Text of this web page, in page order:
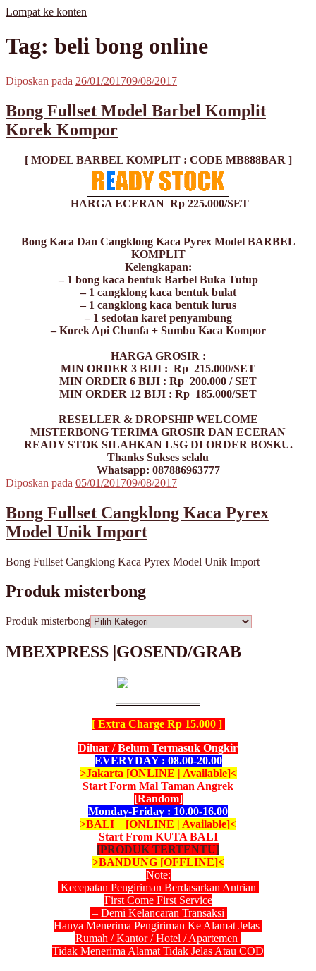
Lompat ke konten
MisterBong | www.misterbong.net | Specialist Penjualan Bong Dan
Cangklong Kaca Pyrex
misterbong | Distributor Specialist Penjualan Bong Kaca Pyrex Dan
Cangklong Kaca Pyrex Terpopuler Terlengkap Terpercaya No 1 Di
Asia | melayani Grosir Dan Eceran | Resseler Dan Agent Welcome |
| jual bong online | jual bong terpercaya | jual bong aman | jual bong
kaca pyrex | cangklong | cangklong kaca pyrex | jual cangklong |
cangklong online | cangklong kaca | kaca pyrex | hookah | waterpipes
| pipes | pyrex glass | kaca pyrex | pirek | paca pirek | pipet | pipet kaca
timbangan digital | timbangan emas | scale | timbangan berlian |
Tag: beli bong online
Diposkan pada 26/01/201709/08/2017
Bong Fullset Model Barbel Komplit
Korek Kompor
[ MODEL BARBEL KOMPLIT : CODE MB888BAR ]
HARGA ECERAN Rp 225.000/SET
Bong Kaca Dan Cangklong Kaca Pyrex Model BARBEL
KOMPLIT
Kelengkapan:
– 1 bong kaca bentuk Barbel Buka Tutup
– 1 cangklong kaca bentuk bulat
– 1 cangklong kaca bentuk lurus
– 1 sedotan karet penyambung
– Korek Api Chunfa + Sumbu Kaca Kompor
HARGA GROSIR :
MIN ORDER 3 BIJI : Rp 215.000/SET
MIN ORDER 6 BIJI : Rp 200.000 / SET
MIN ORDER 12 BIJI : Rp 185.000/SET
RESELLER & DROPSHIP WELCOME
MISTERBONG TERIMA GROSIR DAN ECERAN
READY STOK SILAHKAN LSG DI ORDER BOSKU.
Thanks Sukses selalu
Whatsapp: 087886963777
Diposkan pada 05/01/201709/08/2017
Bong Fullset Cangklong Kaca Pyrex
Model Unik Import
Bong Fullset Cangklong Kaca Pyrex Model Unik Import
Produk misterbong
Produk misterbong
MBEXPRESS |GOSEND/GRAB
[ Extra Charge Rp 15.000 ]
Diluar / Belum Termasuk Ongkir
EVERYDAY : 08.00-20.00
>Jakarta [ONLINE | Available]<
Start Form Mal Taman Angrek
[Random]
Monday-Friday : 10.00-16.00
>BALI [ONLINE | Available]<
Start From KUTA BALI
[PRODUK TERTENTU]
>BANDUNG [OFFLINE]<
Note:
Kecepatan Pengiriman Berdasarkan Antrian
First Come First Service
– Demi Kelancaran Transaksi
Hanya Menerima Pengiriman Ke Alamat Jelas
Rumah / Kantor / Hotel / Apartemen
Tidak Menerima Alamat Tidak Jelas Atau COD